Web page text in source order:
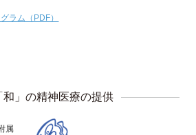
ラム（PDF）
和」の精神医療の提供
属